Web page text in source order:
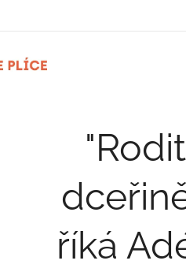
říká